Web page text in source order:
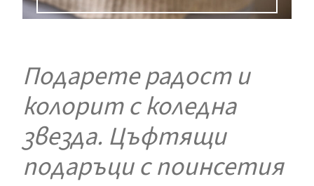
Подарете радост и
колорит с коледна
звезда. Цъфтящи
подаръци с поинсетия